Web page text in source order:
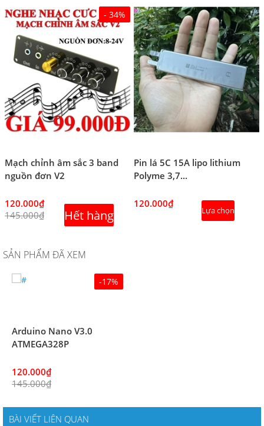
- 34%
Mạch chỉnh âm sắc 3 band
nguồn đơn V2
120.000₫
145.000₫
Hết hàng
Pin lá 5C 15A lipo lithium
Polyme 3,7...
120.000₫
Lựa chọn
SẢN PHẨM ĐÃ XEM
-17%
Arduino Nano V3.0
ATMEGA328P
120.000₫
145.000₫
BÀI VIẾT LIÊN QUAN